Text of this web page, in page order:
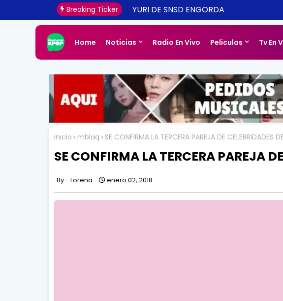
Breaking Ticker
[CONFIRMADO Y ACTUALIZADO] EL SM
UNA REALIDAD ESTE 2014
Home Noticias Radio En Vivo Peliculas Tv En
Inicio mblaq SE CONFIRMA LA TERCERA PAREJA DE CELEBRIDADES
SE CONFIRMA LA TERCERA PAREJA
Lorena enero 02, 2018